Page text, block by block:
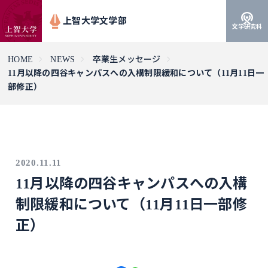
上智大学文学部
文学研究科
HOME NEWS
卒業生メッセージ
11月以降の四谷キャンパスへの入構制限緩和について（11月11日一
部修正）
2020.11.11
11月以降の四谷キャンパスへの入構
制限緩和について（11月11日一部修
正）